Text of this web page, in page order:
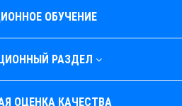
ОБУЧЕНИЕ
РАЗДЕЛ
ОЦЕНКА КАЧЕСТВА